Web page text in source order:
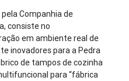
Companhia de
consiste no
em ambiente real de
inovadores para a Pedra
de tampos de cozinha
para “fábrica